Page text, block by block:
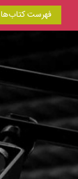
فهرست کتاب‌ها